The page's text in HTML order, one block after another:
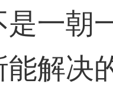
一朝
能解决